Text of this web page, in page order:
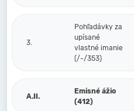
3.
Pohľadávky za
upísané
vlastné imanie
(/-/353)
A.II.
Emisné ážio
(412)